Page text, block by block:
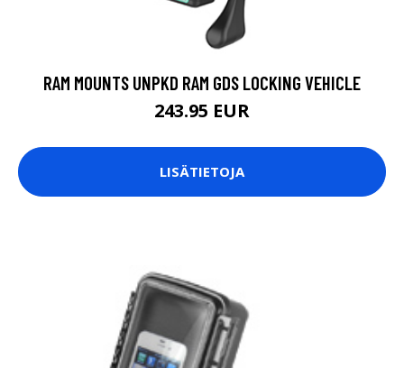
RAM MOUNTS UNPKD RAM GDS LOCKING VEHICLE
243.95 EUR
LISÄTIETOJA